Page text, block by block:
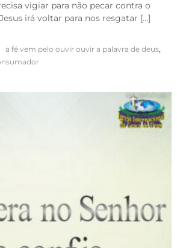
vigiar para não pecar contra o
irá voltar para nos resgatar […]
a fé vem pelo ouvir ouvir a palavra de deus,